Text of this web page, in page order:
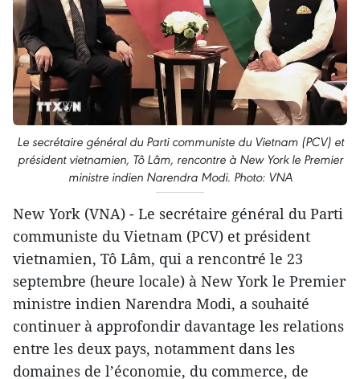
Le secrétaire général du Parti communiste du Vietnam (PCV) et
président vietnamien, Tô Lâm, rencontre à New York le Premier
ministre indien Narendra Modi. Photo: VNA
New York (VNA) - Le secrétaire général du Parti
communiste du Vietnam (PCV) et président
vietnamien, Tô Lâm, qui a rencontré le 23
septembre (heure locale) à New York le Premier
ministre indien Narendra Modi, a souhaité
continuer à approfondir davantage les relations
entre les deux pays, notamment dans les
domaines de l’économie, du commerce, de